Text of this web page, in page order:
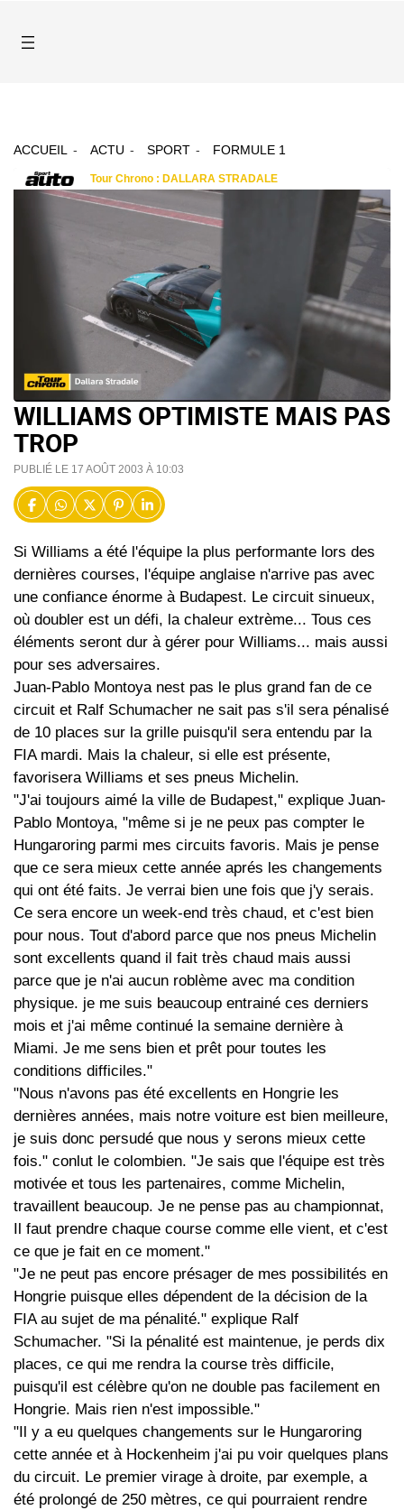
ACCUEIL ACTU SPORT FORMULE 1
WILLIAMS OPTIMISTE MAIS PAS
TROP
PUBLIÉ LE 17 AOÛT 2003 À 10:03
Si Williams a été l'équipe la plus performante lors des
dernières courses, l'équipe anglaise n'arrive pas avec
une confiance énorme à Budapest. Le circuit sinueux,
où doubler est un défi, la chaleur extrème... Tous ces
éléments seront dur à gérer pour Williams... mais aussi
pour ses adversaires.
Juan-Pablo Montoya nest pas le plus grand fan de ce
circuit et Ralf Schumacher ne sait pas s'il sera pénalisé
de 10 places sur la grille puisqu'il sera entendu par la
FIA mardi. Mais la chaleur, si elle est présente,
favorisera Williams et ses pneus Michelin.
"J'ai toujours aimé la ville de Budapest," explique Juan-
Pablo Montoya, "même si je ne peux pas compter le
Hungaroring parmi mes circuits favoris. Mais je pense
que ce sera mieux cette année aprés les changements
qui ont été faits. Je verrai bien une fois que j'y serais.
Ce sera encore un week-end très chaud, et c'est bien
pour nous. Tout d'abord parce que nos pneus Michelin
sont excellents quand il fait très chaud mais aussi
parce que je n'ai aucun roblème avec ma condition
physique. je me suis beaucoup entrainé ces derniers
mois et j'ai même continué la semaine dernière à
Miami. Je me sens bien et prêt pour toutes les
conditions difficiles."
"Nous n'avons pas été excellents en Hongrie les
dernières années, mais notre voiture est bien meilleure,
je suis donc persudé que nous y serons mieux cette
fois." conlut le colombien. "Je sais que l'équipe est très
motivée et tous les partenaires, comme Michelin,
travaillent beaucoup. Je ne pense pas au championnat,
Il faut prendre chaque course comme elle vient, et c'est
ce que je fait en ce moment."
"Je ne peut pas encore présager de mes possibilités en
Hongrie puisque elles dépendent de la décision de la
FIA au sujet de ma pénalité." explique Ralf
Schumacher. "Si la pénalité est maintenue, je perds dix
places, ce qui me rendra la course très difficile,
puisqu'il est célèbre qu'on ne double pas facilement en
Hongrie. Mais rien n'est impossible."
"Il y a eu quelques changements sur le Hungaroring
cette année et à Hockenheim j'ai pu voir quelques plans
du circuit. Le premier virage à droite, par exemple, a
été prolongé de 250 mètres, ce qui pourraient rendre